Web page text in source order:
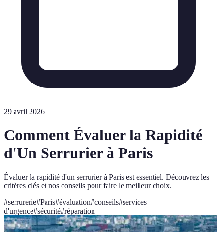
29 avril 2026
Comment Évaluer la Rapidité
d'Un Serrurier à Paris
Évaluer la rapidité d'un serrurier à Paris est essentiel. Découvrez les
critères clés et nos conseils pour faire le meilleur choix.
#serrurerie#Paris#évaluation#conseils#services
d'urgence#sécurité#réparation